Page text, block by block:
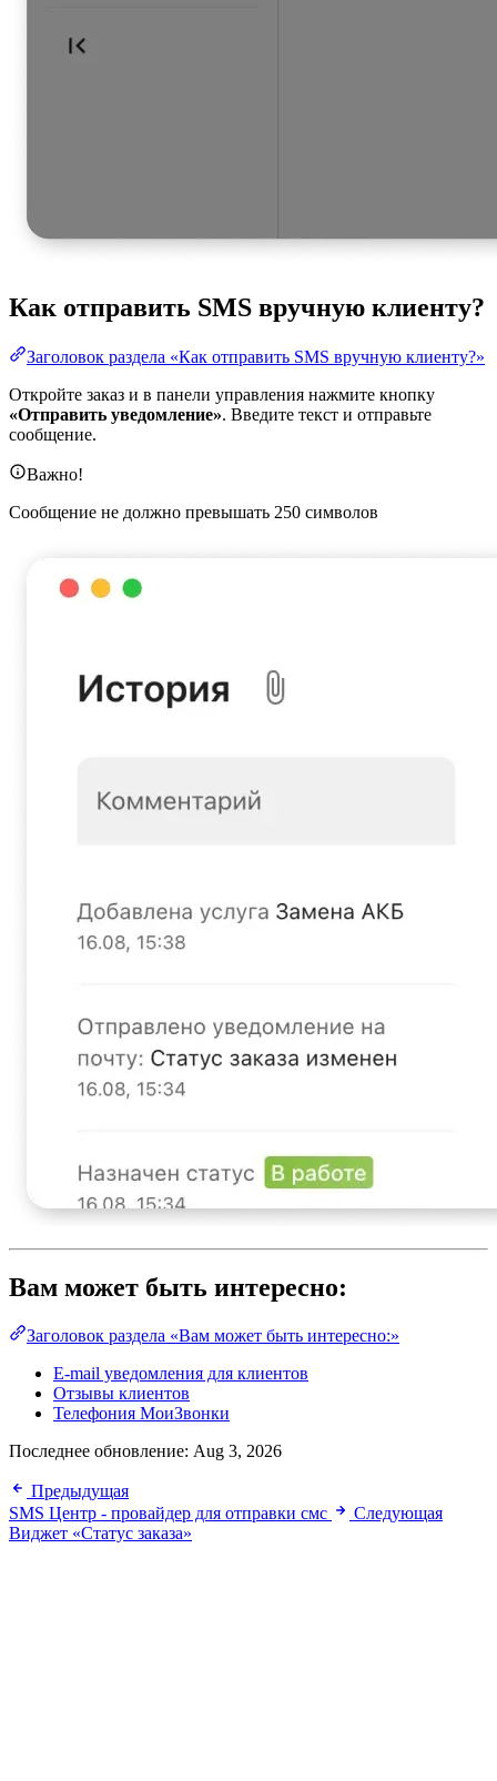
Как отправить SMS вручную клиенту?
Заголовок раздела «Как отправить SMS вручную клиенту?»
Откройте заказ и в панели управления нажмите кнопку
«Отправить уведомление». Введите текст и отправьте
сообщение.
Важно!
Сообщение не должно превышать 250 символов
Вам может быть интересно:
Заголовок раздела «Вам может быть интересно:»
E-mail уведомления для клиентов
Отзывы клиентов
Телефония МоиЗвонки
Последнее обновление: Aug 3, 2026
Предыдущая
SMS Центр - провайдер для отправки смс
Следующая
Виджет «Статус заказа»